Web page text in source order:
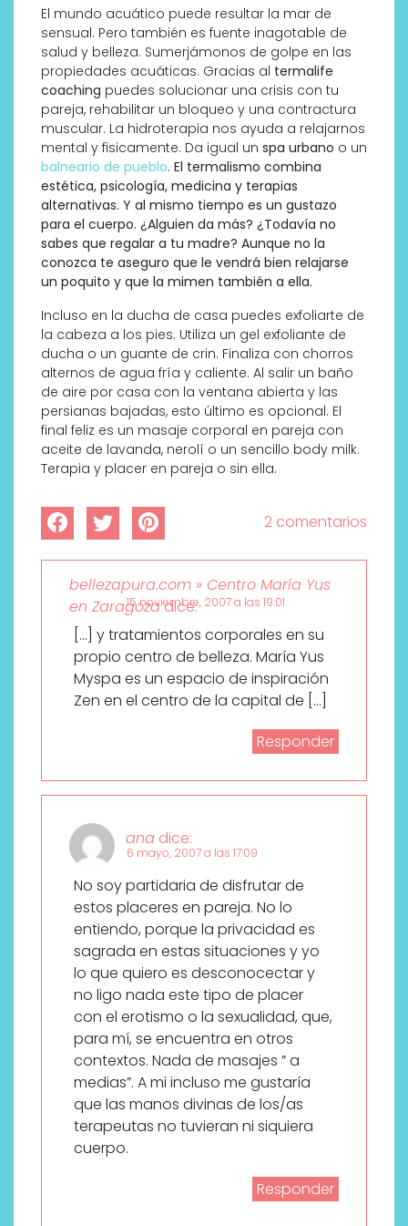
El mundo acuático puede resultar la mar de
sensual. Pero también es fuente inagotable de
salud y belleza. Sumerjámonos de golpe en las
propiedades acuáticas. Gracias al termalife
coaching puedes solucionar una crisis con tu
pareja, rehabilitar un bloqueo y una contractura
muscular. La hidroterapia nos ayuda a relajarnos
mental y fisicamente. Da igual un spa urbano o un
balneario de pueblo. El termalismo combina
estética, psicología, medicina y terapias
alternativas. Y al mismo tiempo es un gustazo
para el cuerpo. ¿Alguien da más? ¿Todavía no
sabes que regalar a tu madre? Aunque no la
conozca te aseguro que le vendrá bien relajarse
un poquito y que la mimen también a ella.
Incluso en la ducha de casa puedes exfoliarte de
la cabeza a los pies. Utiliza un gel exfoliante de
ducha o un guante de crin. Finaliza con chorros
alternos de agua fría y caliente. Al salir un baño
de aire por casa con la ventana abierta y las
persianas bajadas, esto último es opcional. El
final feliz es un masaje corporal en pareja con
aceite de lavanda, nerolí o un sencillo body milk.
Terapia y placer en pareja o sin ella.
2 comentarios
bellezapura.com » Centro María Yus
en Zaragozadice:
15 noviembre, 2007 a las 19:01
[…] y tratamientos corporales en su
propio centro de belleza. María Yus
Myspa es un espacio de inspiración
Zen en el centro de la capital de […]
Responder
ana dice:
6 mayo, 2007 a las 17:09
No soy partidaria de disfrutar de
estos placeres en pareja. No lo
entiendo, porque la privacidad es
sagrada en estas situaciones y yo
lo que quiero es desconocectar y
no ligo nada este tipo de placer
con el erotismo o la sexualidad, que,
para mí, se encuentra en otros
contextos. Nada de masajes ” a
medias”. A mi incluso me gustaría
que las manos divinas de los/as
terapeutas no tuvieran ni siquiera
cuerpo.
Responder